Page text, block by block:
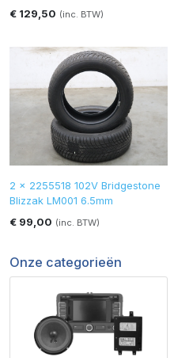
€ 129,50 (inc. BTW)
2 x 2255518 102V Bridgestone
Blizzak LM001 6.5mm
€ 99,00 (inc. BTW)
Onze categorieën